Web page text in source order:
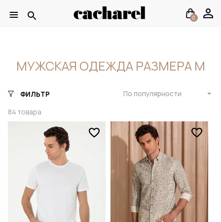
0
МУЖСКАЯ ОДЕЖДА РАЗМЕРА M
ФИЛЬТР
84 товара
По популярности